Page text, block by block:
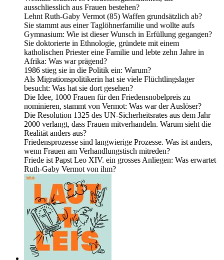
ausschliesslich aus Frauen bestehen?
Lehnt Ruth-Gaby Vermot (85) Waffen grundsätzlich ab?
Sie stammt aus einer Taglöhnerfamilie und wollte aufs
Gymnasium: Wie ist dieser Wunsch in Erfüllung gegangen?
Sie doktorierte in Ethnologie, gründete mit einem
katholischen Priester eine Familie und lebte zehn Jahre in
Afrika: Was war prägend?
1986 stieg sie in die Politik ein: Warum?
Als Migrationspolitikerin hat sie viele Flüchtlingslager
besucht: Was hat sie dort gesehen?
Die Idee, 1000 Frauen für den Friedensnobelpreis zu
nominieren, stammt von Vermot: Was war der Auslöser?
Die Resolution 1325 des UN-Sicherheitsrates aus dem Jahr
2000 verlangt, dass Frauen mitverhandeln. Warum sieht die
Realität anders aus?
Friedensprozesse sind langwierige Prozesse. Was ist anders,
wenn Frauen am Verhandlungstisch mitreden?
Friede ist Papst Leo XIV. ein grosses Anliegen: Was erwartet
Ruth-Gaby Vermot von ihm?